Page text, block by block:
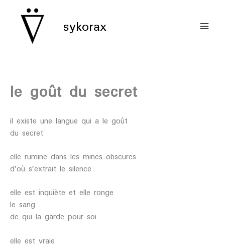
contenu sykorax
le goût du secret
il existe une langue qui a le goût
du secret
elle rumine dans les mines obscures
d’où s’extrait le silence
elle est inquiète et elle ronge
le sang
de qui la garde pour soi
elle est vraie